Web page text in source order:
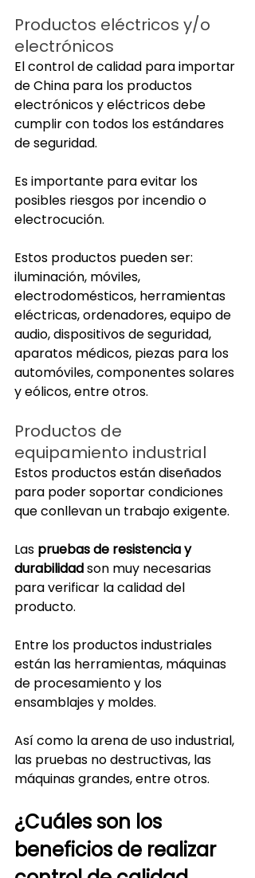
Productos eléctricos y/o
electrónicos
El control de calidad para importar
de China para los productos
electrónicos y eléctricos debe
cumplir con todos los estándares
de seguridad.
Es importante para evitar los
posibles riesgos por incendio o
electrocución.
Estos productos pueden ser:
iluminación, móviles,
electrodomésticos, herramientas
eléctricas, ordenadores, equipo de
audio, dispositivos de seguridad,
aparatos médicos, piezas para los
automóviles, componentes solares
y eólicos, entre otros.
Productos de
equipamiento industrial
Estos productos están diseñados
para poder soportar condiciones
que conllevan un trabajo exigente.
Las pruebas de resistencia y
durabilidad son muy necesarias
para verificar la calidad del
producto.
Entre los productos industriales
están las herramientas, máquinas
de procesamiento y los
ensamblajes y moldes.
Así como la arena de uso industrial,
las pruebas no destructivas, las
máquinas grandes, entre otros.
¿Cuáles son los
beneficios de realizar